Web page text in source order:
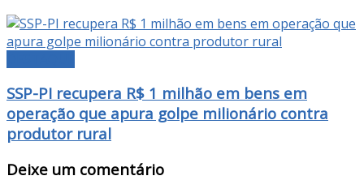
SSP-PI recupera R$ 1 milhão em bens em
operação que apura golpe milionário contra
produtor rural
Deixe um comentário